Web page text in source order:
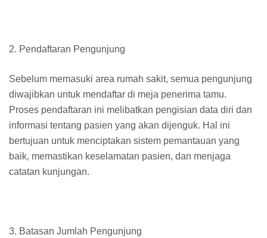
2. Pendaftaran Pengunjung
Sebelum memasuki area rumah sakit, semua pengunjung
diwajibkan untuk mendaftar di meja penerima tamu.
Proses pendaftaran ini melibatkan pengisian data diri dan
informasi tentang pasien yang akan dijenguk. Hal ini
bertujuan untuk menciptakan sistem pemantauan yang
baik, memastikan keselamatan pasien, dan menjaga
catatan kunjungan.
3. Batasan Jumlah Pengunjung